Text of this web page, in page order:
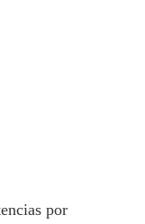
por